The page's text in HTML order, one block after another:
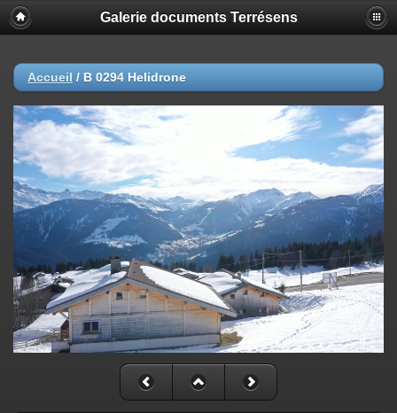
Galerie documents Terrésens
Accueil / B 0294 Helidrone